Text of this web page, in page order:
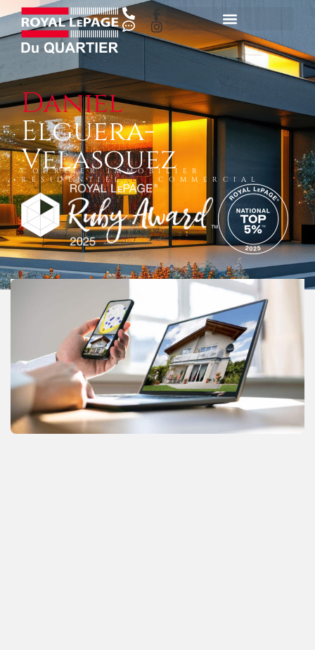
Daniel
Elguera-
Velasquez
COURTIER IMMOBILIER
RÉSIDENTIELETCOMMERCIAL